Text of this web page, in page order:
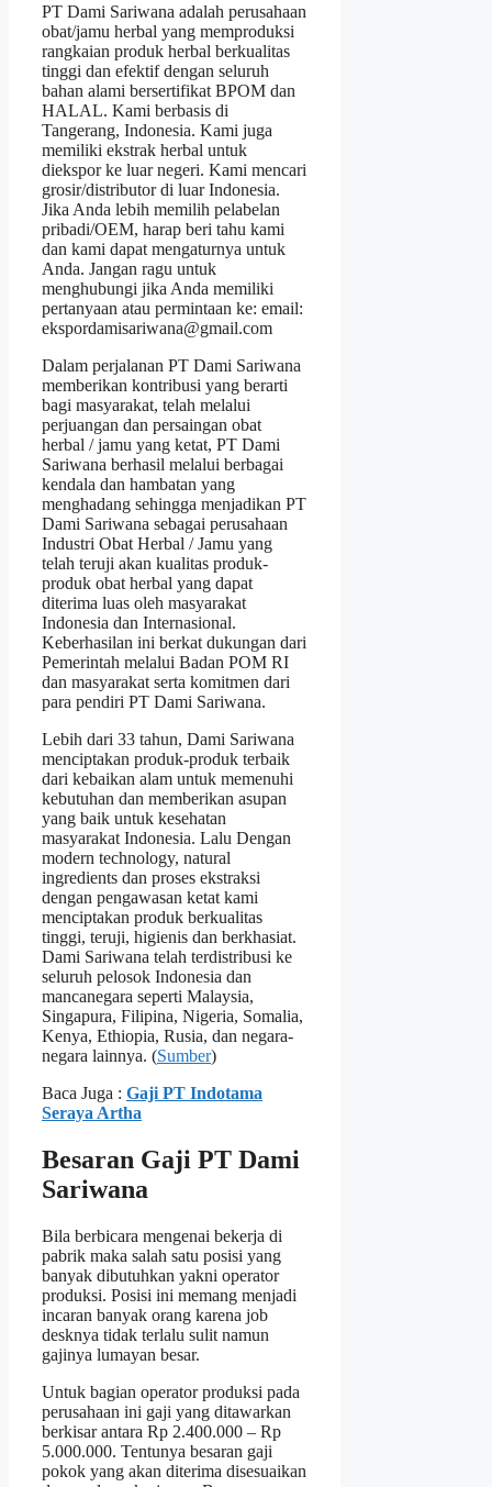
PT Dami Sariwana adalah perusahaan
obat/jamu herbal yang memproduksi
rangkaian produk herbal berkualitas
tinggi dan efektif dengan seluruh
bahan alami bersertifikat BPOM dan
HALAL. Kami berbasis di
Tangerang, Indonesia. Kami juga
memiliki ekstrak herbal untuk
diekspor ke luar negeri. Kami mencari
grosir/distributor di luar Indonesia.
Jika Anda lebih memilih pelabelan
pribadi/OEM, harap beri tahu kami
dan kami dapat mengaturnya untuk
Anda. Jangan ragu untuk
menghubungi jika Anda memiliki
pertanyaan atau permintaan ke: email:
ekspordamisariwana@gmail.com
Dalam perjalanan PT Dami Sariwana
memberikan kontribusi yang berarti
bagi masyarakat, telah melalui
perjuangan dan persaingan obat
herbal / jamu yang ketat, PT Dami
Sariwana berhasil melalui berbagai
kendala dan hambatan yang
menghadang sehingga menjadikan PT
Dami Sariwana sebagai perusahaan
Industri Obat Herbal / Jamu yang
telah teruji akan kualitas produk-
produk obat herbal yang dapat
diterima luas oleh masyarakat
Indonesia dan Internasional.
Keberhasilan ini berkat dukungan dari
Pemerintah melalui Badan POM RI
dan masyarakat serta komitmen dari
para pendiri PT Dami Sariwana.
Lebih dari 33 tahun, Dami Sariwana
menciptakan produk-produk terbaik
dari kebaikan alam untuk memenuhi
kebutuhan dan memberikan asupan
yang baik untuk kesehatan
masyarakat Indonesia. Lalu Dengan
modern technology, natural
ingredients dan proses ekstraksi
dengan pengawasan ketat kami
menciptakan produk berkualitas
tinggi, teruji, higienis dan berkhasiat.
Dami Sariwana telah terdistribusi ke
seluruh pelosok Indonesia dan
mancanegara seperti Malaysia,
Singapura, Filipina, Nigeria, Somalia,
Kenya, Ethiopia, Rusia, dan negara-
negara lainnya. (Sumber)
Baca Juga : Gaji PT Indotama
Seraya Artha
Besaran Gaji PT Dami
Sariwana
Bila berbicara mengenai bekerja di
pabrik maka salah satu posisi yang
banyak dibutuhkan yakni operator
produksi. Posisi ini memang menjadi
incaran banyak orang karena job
desknya tidak terlalu sulit namun
gajinya lumayan besar.
Untuk bagian operator produksi pada
perusahaan ini gaji yang ditawarkan
berkisar antara Rp 2.400.000 – Rp
5.000.000. Tentunya besaran gaji
pokok yang akan diterima disesuaikan